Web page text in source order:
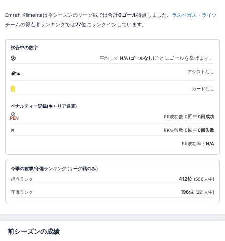
Emrah Klimentaは今シーズンのリーグ戦では合計0ゴール得点しました。 ラスベガス・ライツ
チームの得点者ランキングでは27位にランクインしています。
試合中の数字
平均してN/A (ゴールなし)ごとにゴールを挙げます。
アシストなし
カードなし
ペナルティー記録(キャリア通算)
PEN PK成功数 0 回中0回成功
PK失敗数 0回中0回失敗
PK成功率：N/A
今季の攻撃/守備ランキング (リーグ戦のみ）
得点ランク
412位 (506人中)
守備ランク 196位 (221人中)
前シーズンの成績